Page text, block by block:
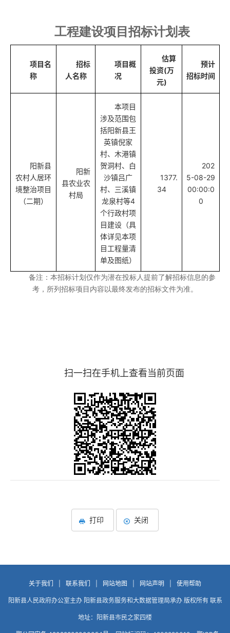
工程建设项目招标计划表
项目名
称
招标
人名称
项目概
况
估算
投资(万
元)
预计
招标时间
阳新县
农村人居环
境整治项目
（二期）
阳新
县农业农
村局
本项目
涉及范围包
括阳新县王
英镇倪家
村、木港镇
贺洞村、白
沙镇吕广
村、三溪镇
龙泉村等4
个行政村项
目建设（具
体详见本项
目工程量清
单及图纸）
1377.
34
202
5-08-29
00:00:0
0
备注：本招标计划仅作为潜在投标人提前了解招标信息的参
考，所列招标项目内容以最终发布的招标文件为准。
扫一扫在手机上查看当前页面
打印 关闭
关于我们 联系我们 网站地图 网站声明 使用帮助
阳新县人民政府办公室主办 阳新县政务服务和大数据管理局承办 版权所有 联系
地址：阳新县市民之家四楼